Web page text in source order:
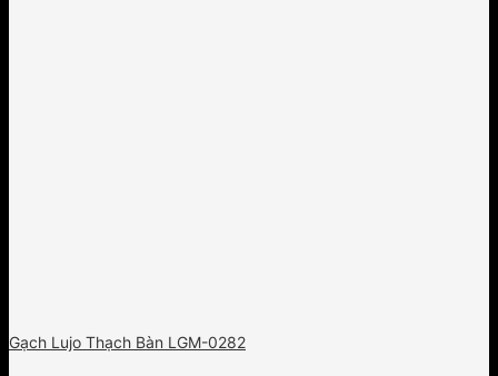
Gạch Lujo Thạch Bàn LGM-0282